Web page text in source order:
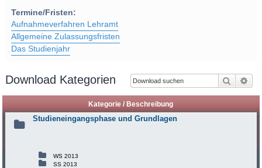
Termine/Fristen:
Aufnahmeverfahren Lehramt
Allgemeine Zulassungsfristen
Das Studienjahr
Download Kategorien Suche
Kategorie / Beschreibung
Studieneingangsphase und Grundlagen
WS 2013
SS 2013